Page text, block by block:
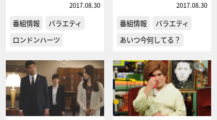
2017.08.30
番組情報
バラエティ
ロンドンハーツ
2017.08.30
番組情報
バラエティ
あいつ今何してる？